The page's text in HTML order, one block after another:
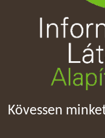
Kövessen